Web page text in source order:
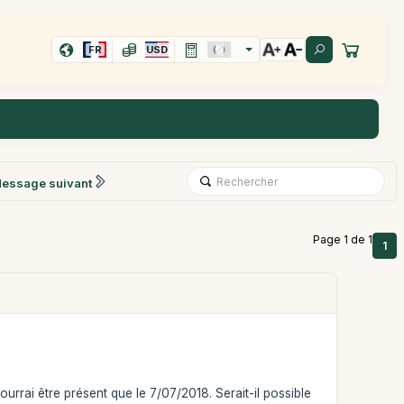
FR USD
suivant
Page 1 de 1 1
être présent que le 7/07/2018. Serait-il possible